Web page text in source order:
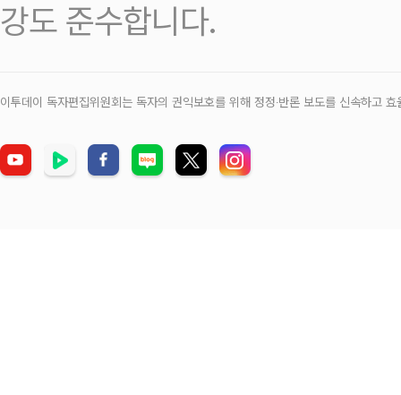
강도 준수합니다.
이투데이 독자편집위원회는 독자의 권익보호를 위해 정정‧반론 보도를 신속하고